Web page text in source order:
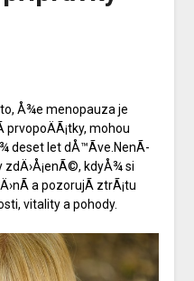
to, Å¾e menopauza je
prvopoÄÃ¡tky, mohou
deset let dÅ™Ã­ve.NenÃ­
kdyÅ¾ si
a pozorujÃ­ ztrÃ¡tu
vitality a pohody.